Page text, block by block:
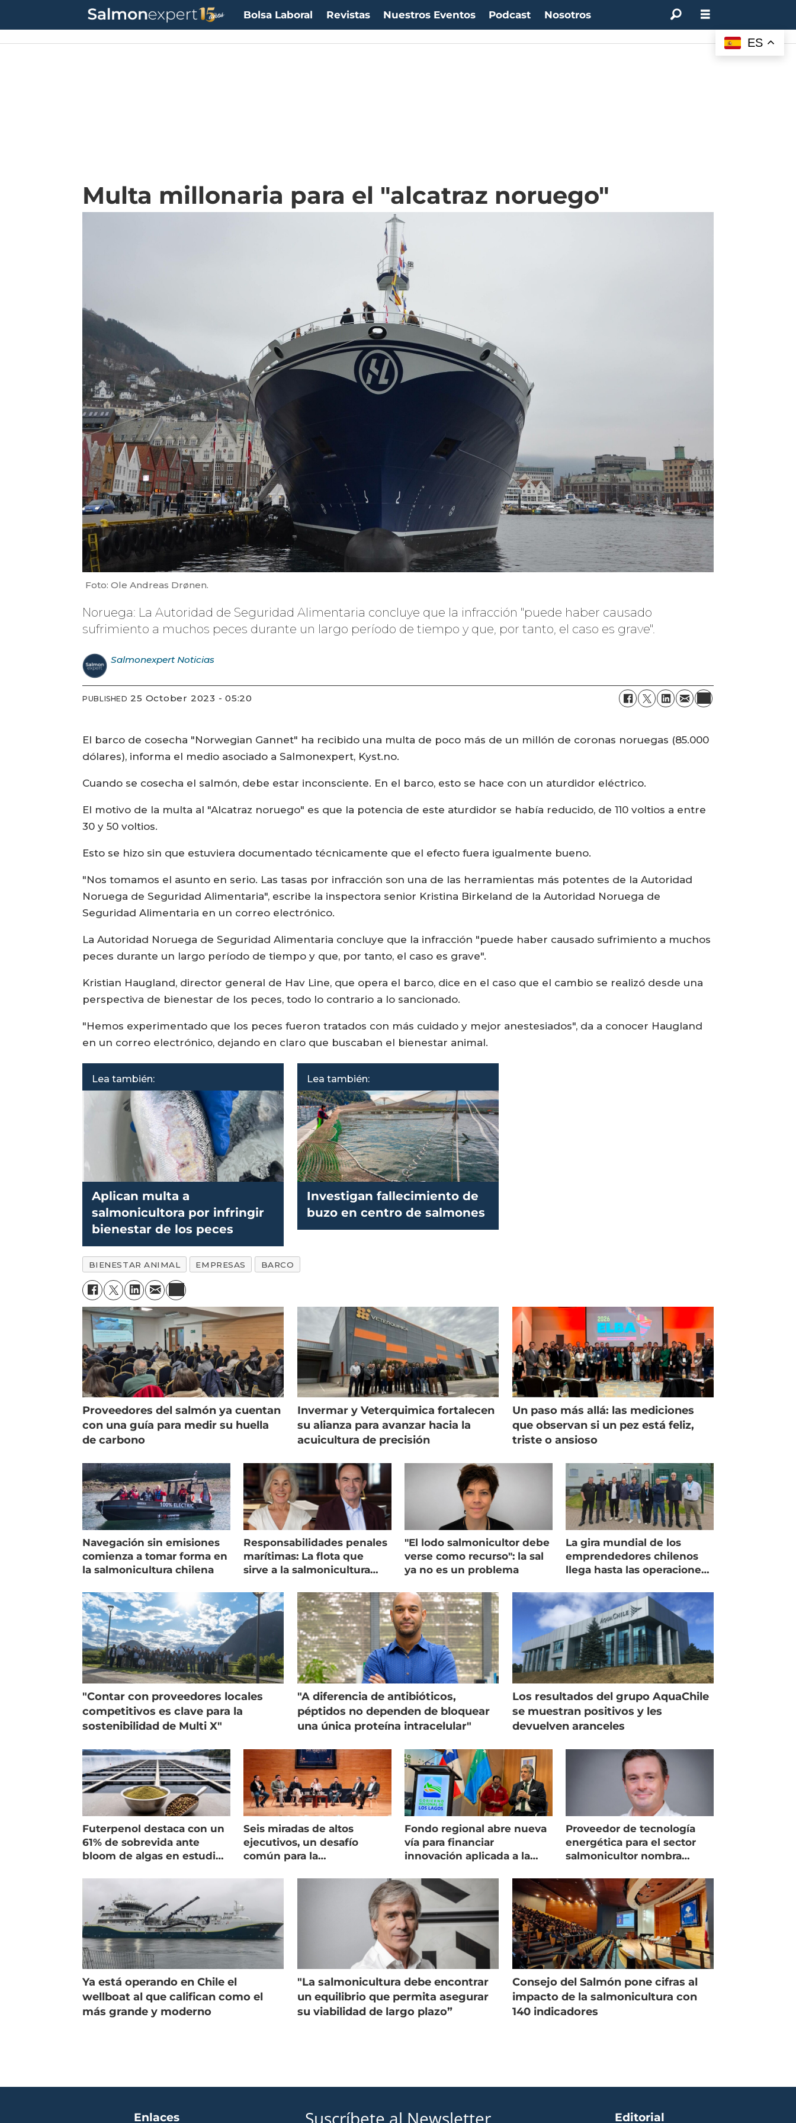
Bolsa Laboral Revistas Nuestros Eventos Podcast Nosotros
Multa millonaria para el "alcatraz noruego"
Foto: Ole Andreas Drønen.
Noruega: La Autoridad de Seguridad Alimentaria concluye que la infracción "puede haber causado
sufrimiento a muchos peces durante un largo período de tiempo y que, por tanto, el caso es grave".
Salmonexpert Noticias
PUBLISHED 25 October 2023 - 05:20
El barco de cosecha "Norwegian Gannet" ha recibido una multa de poco más de un millón de coronas noruegas (85.000
dólares), informa el medio asociado a Salmonexpert, Kyst.no.
Cuando se cosecha el salmón, debe estar inconsciente. En el barco, esto se hace con un aturdidor eléctrico.
El motivo de la multa al "Alcatraz noruego" es que la potencia de este aturdidor se había reducido, de 110 voltios a entre
30 y 50 voltios.
Esto se hizo sin que estuviera documentado técnicamente que el efecto fuera igualmente bueno.
"Nos tomamos el asunto en serio. Las tasas por infracción son una de las herramientas más potentes de la Autoridad
Noruega de Seguridad Alimentaria", escribe la inspectora senior Kristina Birkeland de la Autoridad Noruega de
Seguridad Alimentaria en un correo electrónico.
La Autoridad Noruega de Seguridad Alimentaria concluye que la infracción "puede haber causado sufrimiento a muchos
peces durante un largo período de tiempo y que, por tanto, el caso es grave".
Kristian Haugland, director general de Hav Line, que opera el barco, dice en el caso que el cambio se realizó desde una
perspectiva de bienestar de los peces, todo lo contrario a lo sancionado.
"Hemos experimentado que los peces fueron tratados con más cuidado y mejor anestesiados", da a conocer Haugland
en un correo electrónico, dejando en claro que buscaban el bienestar animal.
Lea también:
Aplican multa a
salmonicultora por infringir
bienestar de los peces
Lea también:
Investigan fallecimiento de
buzo en centro de salmones
BIENESTAR ANIMAL EMPRESAS BARCO
Proveedores del salmón ya cuentan
con una guía para medir su huella
de carbono
Invermar y Veterquimica fortalecen
su alianza para avanzar hacia la
acuicultura de precisión
Un paso más allá: las mediciones
que observan si un pez está feliz,
triste o ansioso
Navegación sin emisiones
comienza a tomar forma en
la salmonicultura chilena
Responsabilidades penales
marítimas: La flota que
sirve a la salmonicultura
"El lodo salmonicultor debe
verse como recurso": la sal
ya no es un problema
La gira mundial de los
emprendedores chilenos
llega hasta las operaciones
"Contar con proveedores locales
competitivos es clave para la
sostenibilidad de Multi X"
"A diferencia de antibióticos,
péptidos no dependen de bloquear
una única proteína intracelular"
Los resultados del grupo AquaChile
se muestran positivos y les
devuelven aranceles
Futerpenol destaca con un
61% de sobrevida ante
bloom de algas en estudio
Seis miradas de altos
ejecutivos, un desafío
común para la
Fondo regional abre nueva
vía para financiar
innovación aplicada a la
Proveedor de tecnología
energética para el sector
salmonicultor nombra
Ya está operando en Chile el
wellboat al que califican como el
más grande y moderno
"La salmonicultura debe encontrar
un equilibrio que permita asegurar
su viabilidad de largo plazo”
Consejo del Salmón pone cifras al
impacto de la salmonicultura con
140 indicadores
Enlaces Suscríbete al Newsletter Editorial
ES